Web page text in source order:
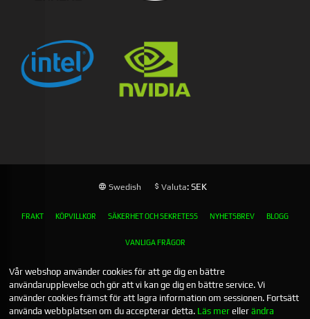
Swedish Valuta: SEK
FRAKT KÖPVILLKOR SÄKERHET OCH SEKRETESS NYHETSBREV BLOGG
VANLIGA FRÅGOR
Vår webshop använder cookies för att ge dig en bättre
användarupplevelse och gör att vi kan ge dig en bättre service. Vi
använder cookies främst för att lagra information om sessionen. Fortsätt
använda webbplatsen om du accepterar detta. Läs mer ellerändra